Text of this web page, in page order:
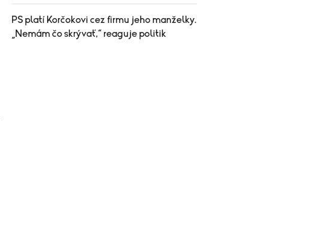
PS platí Korčokovi cez firmu jeho manželky.
„Nemám čo skrývať,“ reaguje politik